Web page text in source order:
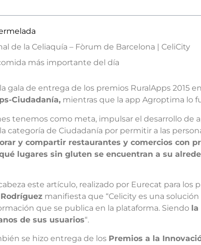
de la Celiaquía – Fòrum de Barcelona | CeliCity
más importante del día
gala de entrega de los premios RuralApps 2015 en
Ciudadanía, mientras que la app Agroptima lo
tenemos como meta, impulsar el desarrollo de
categoría de Ciudadanía por permitir a las
y compartir restaurantes y comercios con
lugares sin gluten se encuentran a su
este artículo, realizado por Eurecat para los
manifiesta que “Celicity es una
que se publica en la plataforma. Siendo la
de sus usuarios“.
se hizo entrega de los Premios a la